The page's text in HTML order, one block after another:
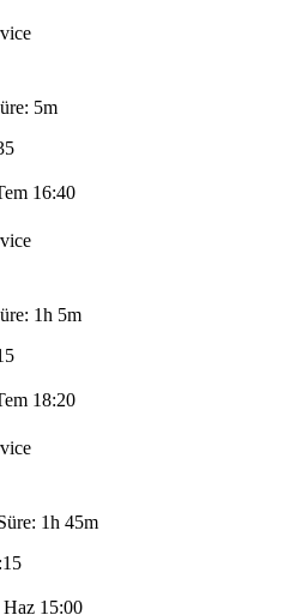
5m
16:40
1h 5m
18:20
1h 45m
Haz 15:00